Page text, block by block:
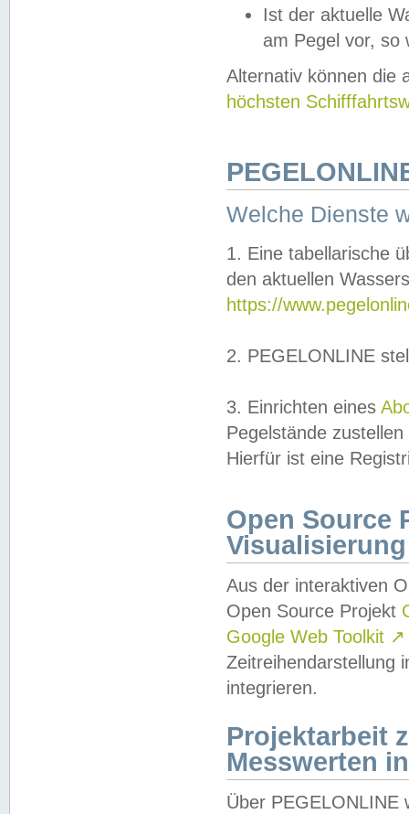
Ist der aktuelle
am Pegel vor,
Alternativ können die
höchsten
Welche Dienste
1. Eine tabellarische
den aktuellen
https://
2. PEGELONLINE
3. Einrichten eines
Pegelstände
Hierfür ist eine
Open Source
Visualisierung
Aus der interaktiven
Open Source Projekt
Google Web Toolkit ↗
Zeitreihendarstellung
integrieren.
Projektarbeit
Messwerten
Über PEGELONLINE